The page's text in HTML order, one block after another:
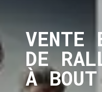
VENTE
DE
À